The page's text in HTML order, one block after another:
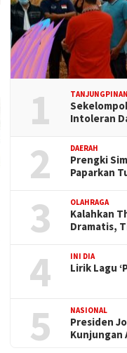
1
Intoleran
2 DAERAH
Prengki
Paparkan
3 OLAHRAGA
Kalahkan
Dramatis,
4 INI DIA
Lirik Lagu
5 NASIONAL
Presiden